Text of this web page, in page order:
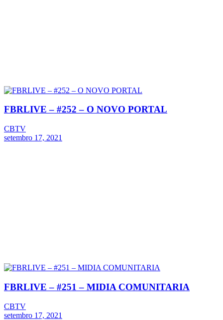
FBRLIVE – #252 – O NOVO PORTAL
CBTV
setembro 17, 2021
FBRLIVE – #251 – MIDIA COMUNITARIA
CBTV
setembro 17, 2021